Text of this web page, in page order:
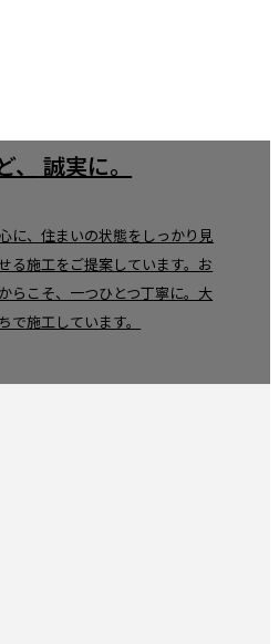
誠実に。
に、住まいの状態をしっかり見
る施工をご提案しています。お
らこそ、一つひとつ丁寧に。大
で施工しています。